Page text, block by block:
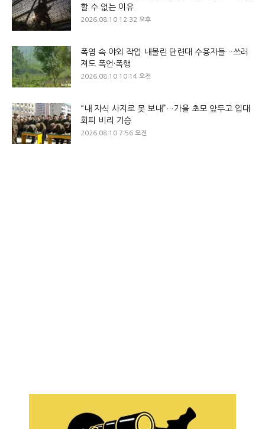
할 수 없는 이유
2026.08.10 12:32 오후
폭염 속 야외 작업 내몰린 단련대 수용자들…쓰러
져도 폭언·폭행
2026.08.10 10:14 오전
“내 자식 사지로 못 보내”…가을 초모 앞두고 입대
회피 비리 기승
2026.08.10 7:56 오전